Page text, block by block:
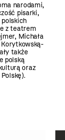
narodami,
pisarki,
polskich
z teatrem
Michała
Korytkowską-
także
polską
oraz